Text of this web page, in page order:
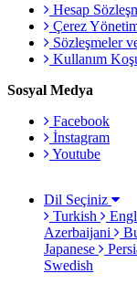
Hesap
Çerez
Sözleşmeler
Kullanım
Sosyal Medya
Facebook
İnstagram
Youtube
Dil Seçiniz
Turkish
Azerbaijani
Japanese
Swedish